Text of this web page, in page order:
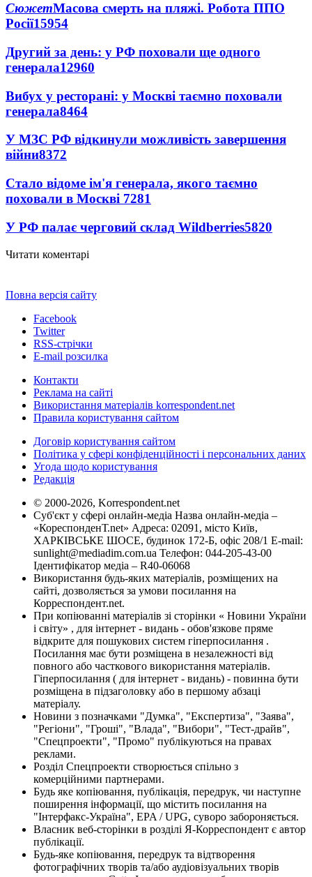
СюжетМасова смерть на пляжі. Робота ППО
Росії15954
Другий за день: у РФ поховали ще одного
генерала12960
Вибух у ресторані: у Москві таємно поховали
генерала8464
У МЗС РФ відкинули можливість завершення
війни8372
Стало відоме ім'я генерала, якого таємно
поховали в Москві 7281
У РФ палає черговий склад Wildberries5820
Читати коментарі
Повна версія сайту
Facebook
Twitter
RSS-стрічки
E-mail розсилка
Контакти
Реклама на сайті
Використання матеріалів korrespondent.net
Правила користування сайтом
Договір користування сайтом
Політика у сфері конфіденційності і персональних даних
Угода щодо користування
Редакція
© 2000-2026, Korrespondent.net
Суб'єкт у сфері онлайн-медіа Назва онлайн-медіа –
«КореспонденТ.net» Адреса: 02091, місто Київ,
ХАРКІВСЬКЕ ШОСЕ, будинок 172-Б, офіс 208/1 E-mail:
sunlight@mediadim.com.ua Телефон: 044-205-43-00
Ідентифікатор медіа – R40-06068
Використання будь-яких матеріалів, розміщених на
сайті, дозволяється за умови посилання на
Корреспондент.net.
При копіюванні матеріалів зі сторінки « Новини України
і світу» , для інтернет - видань - обов'язкове пряме
відкрите для пошукових систем гіперпосилання .
Посилання має бути розміщена в незалежності від
повного або часткового використання матеріалів.
Гіперпосилання ( для інтернет - видань) - повинна бути
розміщена в підзаголовку або в першому абзаці
матеріалу.
Новини з позначками "Думка", "Експертиза", "Заява",
"Регіони", "Гроші", "Влада", "Вибори", "Тест-драйв",
"Спецпроекти", "Промо" публікуються на правах
реклами.
Розділ Спецпроекти створюється спільно з
комерційними партнерами.
Будь яке копіювання, публікація, передрук, чи наступне
поширення інформації, що містить посилання на
"Інтерфакс-Україна", EPA / UPG, суворо забороняється.
Власник веб-сторінки в розділі Я-Корреспондент є автор
публікації.
Будь-яке копіювання, передрук та відтворення
фотографічних творів та/або аудіовізуальних творів